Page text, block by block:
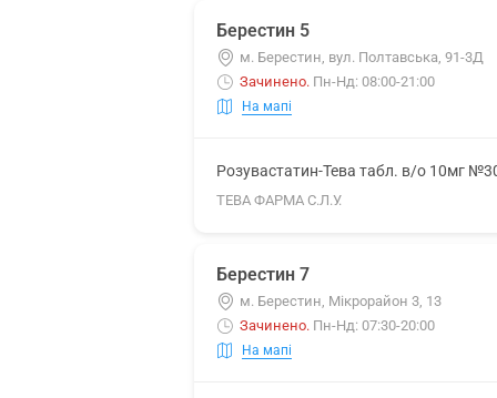
Берестин 5
м. Берестин, вул. Полтавська, 91-3Д
Зачинено. Пн-Нд: 08:00-21:00
На мапі
Розувастатин-Тева табл. в/о 10мг
ТЕВА ФАРМА С.Л.У.
Берестин 7
м. Берестин, Мікрорайон 3, 13
Зачинено. Пн-Нд: 07:30-20:00
На мапі